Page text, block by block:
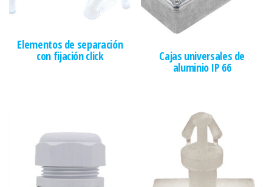
Elementos de separación
con fijación click Cajas universales de
aluminio IP 66